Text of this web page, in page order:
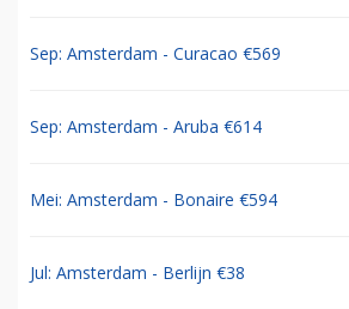
Sep: Amsterdam - Curacao €569
Sep: Amsterdam - Aruba €614
Mei: Amsterdam - Bonaire €594
Jul: Amsterdam - Berlijn €38